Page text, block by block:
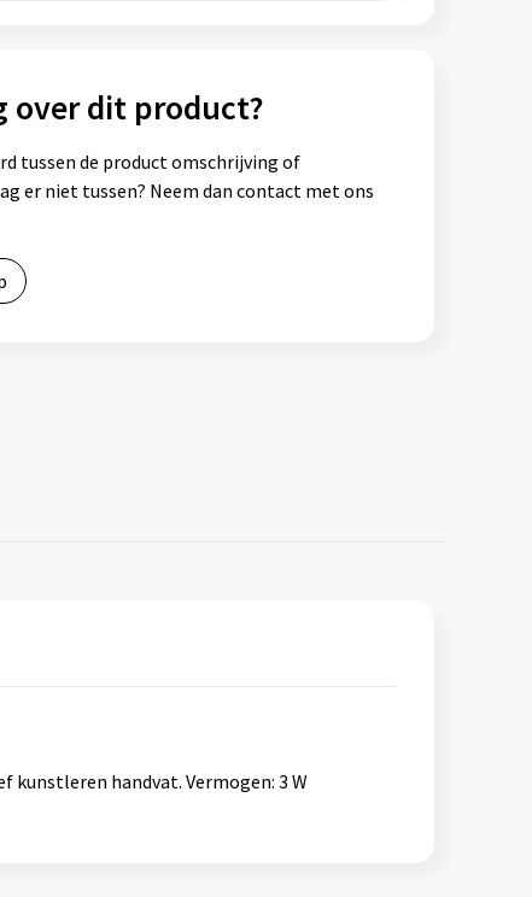
over dit product?
tussen de product omschrijving of
er niet tussen? Neem dan contact met ons
handvat. Vermogen: 3 W